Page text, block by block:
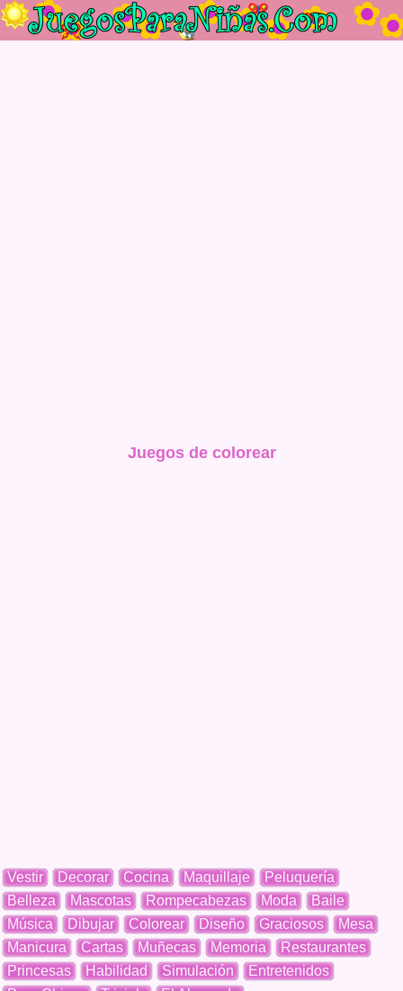
Juegos de colorear
Vestir Decorar Cocina Maquillaje
Peluquería
Belleza
Mascotas Rompecabezas Moda
Baile
Música
Dibujar Colorear Diseño Graciosos
Mesa
Manicura
Cartas Muñecas Memoria
Restaurantes
Princesas
Habilidad Simulación
Entretenidos